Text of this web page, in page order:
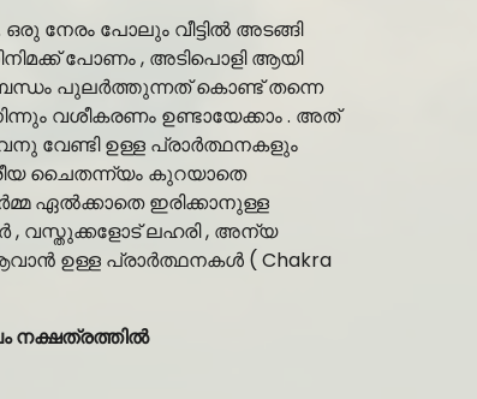
നേരം പോലും വീട്ടിൽ അടങ്ങി
പോണം , അടിപൊളി ആയി
പുലർത്തുന്നത് കൊണ്ട് തന്നെ
വശീകരണം ഉണ്ടായേക്കാം . അത്
വേണ്ടി ഉള്ള പ്രാർത്ഥനകളും
ചൈതന്ന്യം കുറയാതെ
ഏൽക്കാതെ ഇരിക്കാനുള്ള
, വസ്തുക്കളോട് ലഹരി , അന്യ
ഉള്ള പ്രാർത്ഥനകൾ ( Chakra
നക്ഷത്രത്തിൽ